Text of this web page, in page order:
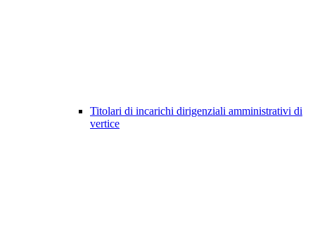
Titolari di incarichi dirigenziali amministrativi di
vertice